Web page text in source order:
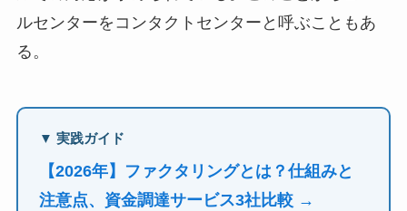
ルセンターをコンタクトセンターと呼ぶこともあ
る。
▼ 実践ガイド
【2026年】ファクタリングとは？仕組みと
注意点、資金調達サービス3社比較 →